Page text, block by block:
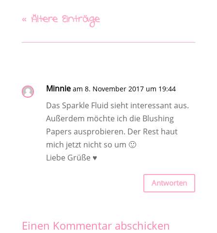
« Ältere Einträge
Minnie am 8. November 2017 um 19:44
Das Sparkle Fluid sieht interessant aus.
Außerdem möchte ich die Blushing
Papers ausprobieren. Der Rest haut
mich jetzt nicht so um 🙂
Liebe Grüße ♥
Antworten
Einen Kommentar abschicken